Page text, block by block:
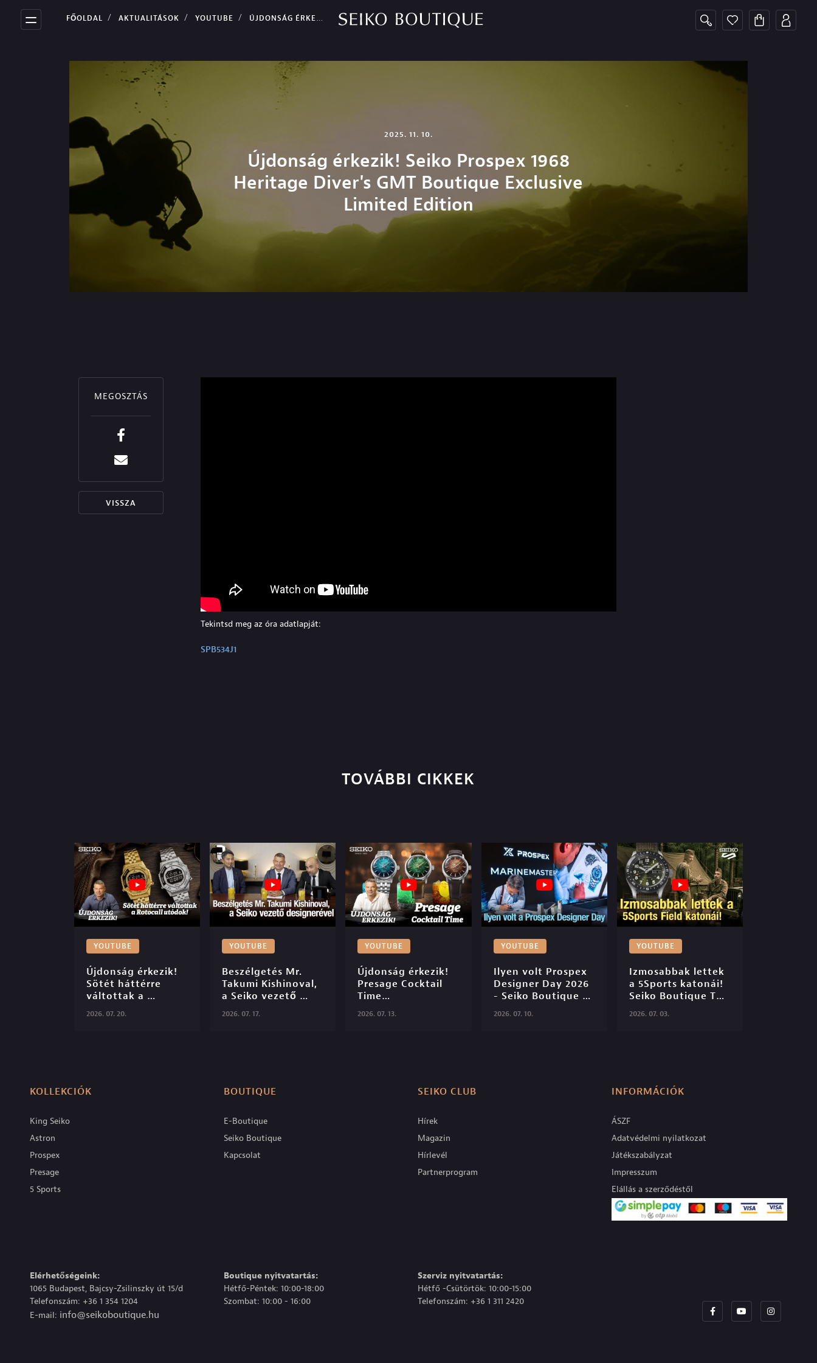
FŐOLDAL AKTUALITÁSOK YOUTUBE ÚJDONSÁG ÉRKEZIK! SEIKO PROSPEX 1968 HERITAGE DIVER'S GMT BOUTIQUE EXCLUSIVE LIMITED EDITION
2025. 11. 10.
Újdonság érkezik! Seiko Prospex 1968
Heritage Diver's GMT Boutique Exclusive
Limited Edition
MEGOSZTÁS
VISSZA
Tekintsd meg az óra adatlapját:
SPB534J1
TOVÁBBI CIKKEK
YOUTUBE
Újdonság érkezik!
Sötét háttérre
váltottak a
Rotocall utódok!
2026. 07. 20.
YOUTUBE
Beszélgetés Mr.
Takumi Kishinoval,
a Seiko vezető
designerével -
2026. 07. 17.
YOUTUBE
Újdonság érkezik!
Presage Cocktail
Time
2026. 07. 13.
YOUTUBE
Ilyen volt Prospex
Designer Day 2026
- Seiko Boutique
TV - S06E26
2026. 07. 10.
YOUTUBE
Izmosabbak lettek
a 5Sports katonái!
Seiko Boutique TV
S06E45
2026. 07. 03.
KOLLEKCIÓK
King Seiko
Astron
Prospex
Presage
5 Sports
BOUTIQUE
E-Boutique
Seiko Boutique
Kapcsolat
SEIKO CLUB
Hírek
Magazin
Hírlevél
Partnerprogram
INFORMÁCIÓK
ÁSZF
Adatvédelmi nyilatkozat
Játékszabályzat
Impresszum
Elállás a szerződéstől
Elérhetőségeink:
1065 Budapest, Bajcsy-Zsilinszky út 15/d
Telefonszám: +36 1 354 1204
E-mail: info@seikoboutique.hu
Boutique nyitvatartás:
Hétfő-Péntek: 10:00-18:00
Szombat: 10:00 - 16:00
Szerviz nyitvatartás:
Hétfő -Csütörtök: 10:00-15:00
Telefonszám: +36 1 311 2420